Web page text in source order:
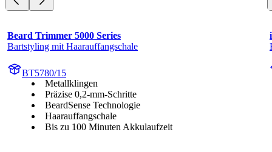
Beard Trimmer 5000 Series
Bartstyling mit Haarauffangschale
BT5780/15
Metallklingen
Präzise 0,2-mm-Schritte
BeardSense Technologie
Haarauffangschale
Bis zu 100 Minuten Akkulaufzeit